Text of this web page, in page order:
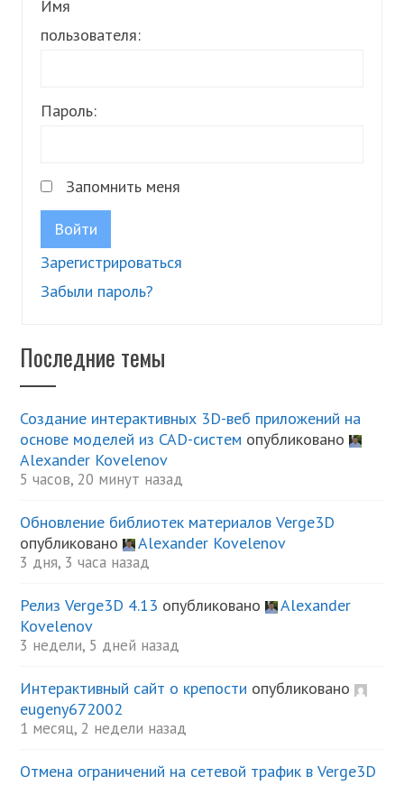
Имя
пользователя:
Пароль:
Запомнить меня
Войти
Зарегистрироваться
Забыли пароль?
Последние темы
Создание интерактивных 3D-веб приложений на
основе моделей из CAD-систем опубликовано
Alexander Kovelenov
5 часов, 20 минут назад
Обновление библиотек материалов Verge3D
опубликовано
Alexander Kovelenov
3 дня, 3 часа назад
Релиз Verge3D 4.13 опубликовано
Alexander
Kovelenov
3 недели, 5 дней назад
Интерактивный сайт о крепости опубликовано
eugeny672002
1 месяц, 2 недели назад
Отмена ограничений на сетевой трафик в Verge3D